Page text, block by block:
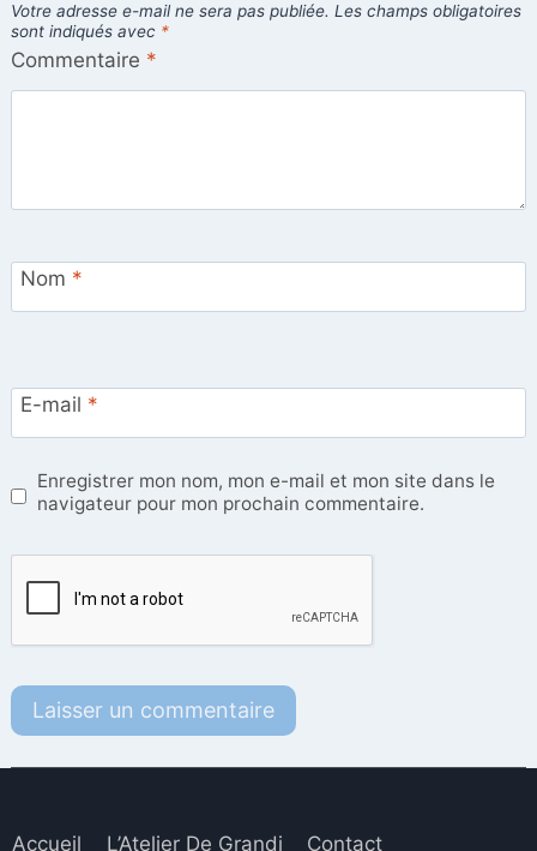
Votre adresse e-mail ne sera pas publiée. Les champs obligatoires
sont indiqués avec *
Commentaire *
Nom *
E-mail *
Enregistrer mon nom, mon e-mail et mon site dans le
navigateur pour mon prochain commentaire.
Accueil L’Atelier De Grandi Contact